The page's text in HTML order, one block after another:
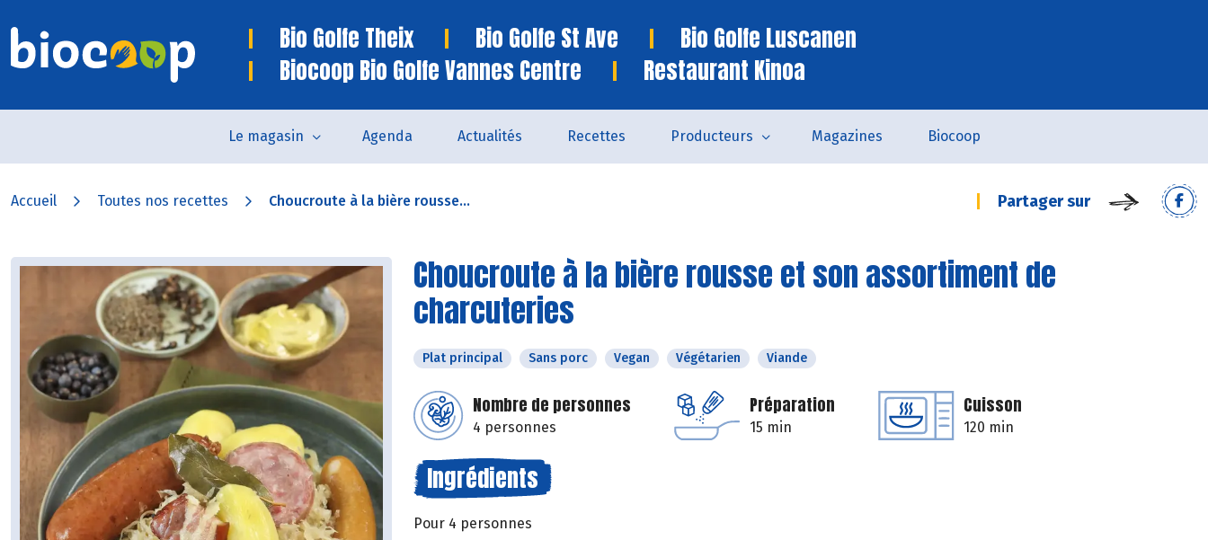
Bio Golfe Theix Bio Golfe St Ave
Bio Golfe Luscanen
Biocoop Bio Golfe Vannes Centre
Restaurant Kinoa
Le magasin Agenda Actualités Recettes Producteurs Magazines Biocoop
Accueil Toutes nos recettes Choucroute à la bière rousse... Partager sur
Choucroute à la bière rousse et son assortiment de
charcuteries
Plat principal Sans porc Vegan Végétarien Viande
Nombre de personnes
4 personnes
Préparation
15 min
Cuisson
120 min
Ingrédients
Pour 4 personnes